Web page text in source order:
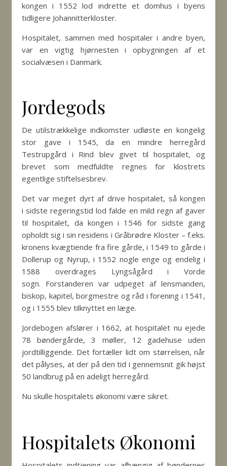
kongen i 1552 lod indrette et domhus i byens
tidligere Johannitterkloster.
Hospitalet, sammen med hospitaler i andre byen,
var en vigtig hjørnesten i opbygningen af et
socialvæsen i Danmark.
Jordegods
De utilstrækkelige indkomster udløste en kongelig
stor gave i 1545, da en mindre herregård
Testrupgård i Rind blev givet til hospitalet, og
brevet som medfuldte regnes for klostrets
egentlige stiftelsesbrev.
Det var meget dyrt af drive hospitalet, så kongen
i sidste regeringstid lod falde en mild regn af gaver
til hospitalet, da kongen i 1546 for sidste gang
opholdt sig i sin residens i Gråbrødre Kloster – f.eks.
kronens kvægtiende fra fire gårde, i 1549 to gårde i
Dollerup og Nyrup, i 1552 nogle enge og endelig i
1588 overdrages Lyngsågård i Vorde
sogn. Forstanderen var udpeget af lensmanden,
biskop, kapitel, borgmestre og råd i forening i 1541,
og i 1555 blev tilknyttet en læge.
Jordebogen afslører i 1662, at hospitalet nu ejede
78 bøndergårde, 3 møller, 12 gadehuse uden
jordtilliggende. Det fortæller lidt om størrelsen, når
det pålyses, at der på den tid i gennemsnit gik højst
50 landbrug på en adeligt herregård.
Nu skulle hospitalets økonomi være sikret.
Hospitalets Økonomi